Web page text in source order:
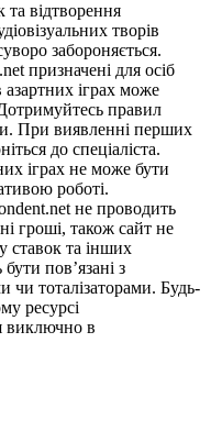
та відтворення
творів
забороняється.
призначені для осіб
іграх може
правил
При виявленні перших
до спеціаліста.
іграх не може бути
роботі.
не проводить
гроші, також сайт не
ставок та інших
пов’язані з
чи тоталізаторами. Будь-
ресурсі
виключно в